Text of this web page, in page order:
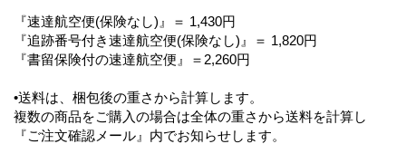
『速達航空便(保険なし)』＝ 1,430円
『追跡番号付き速達航空便(保険なし)』＝ 1,820円
『書留保険付の速達航空便』＝2,260円
•送料は、梱包後の重さから計算します。
複数の商品をご購入の場合は全体の重さから送料を計算し
『ご注文確認メール』内でお知らせします。